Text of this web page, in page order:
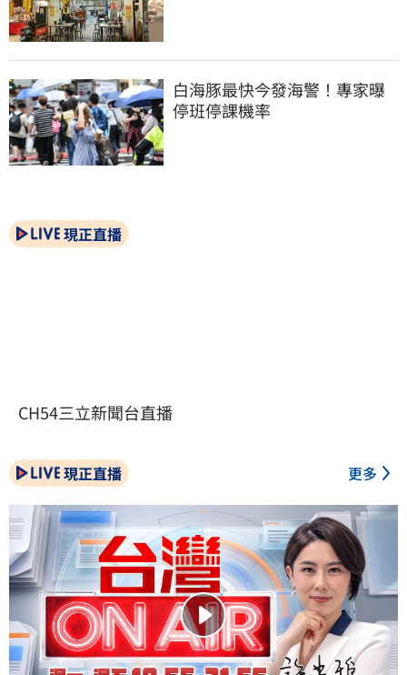
白海豚最快今發海警！專家曝
停班停課機率
現正直播
CH54三立新聞台直播
現正直播 更多